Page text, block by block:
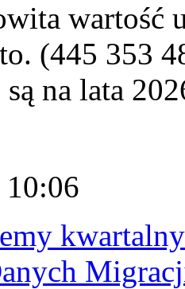
(445 353
na lata